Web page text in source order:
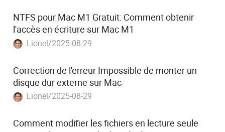
NTFS pour Mac M1 Gratuit: Comment obtenir
l'accès en écriture sur Mac M1
Lionel/2025-08-29
Correction de l'erreur Impossible de monter un
disque dur externe sur Mac
Lionel/2025-08-29
Comment modifier les fichiers en lecture seule